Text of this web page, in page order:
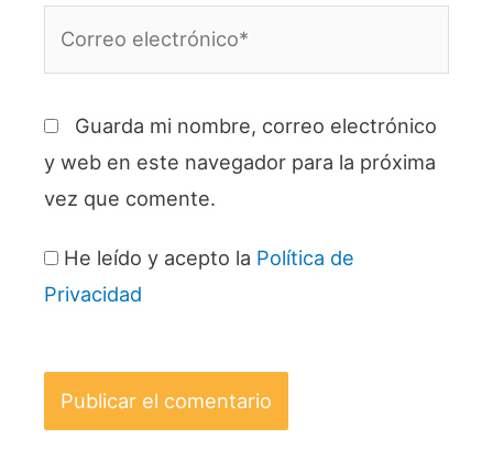
Guarda mi nombre, correo electrónico
y web en este navegador para la próxima
vez que comente.
He leído y acepto la Política de
Privacidad